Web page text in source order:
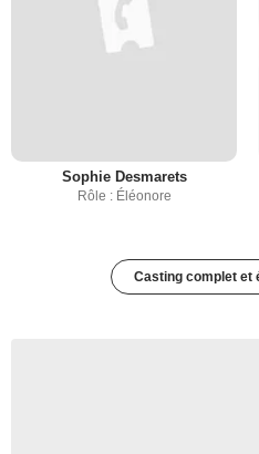
Sophie Desmarets
Rôle : Éléonore
Casting complet et